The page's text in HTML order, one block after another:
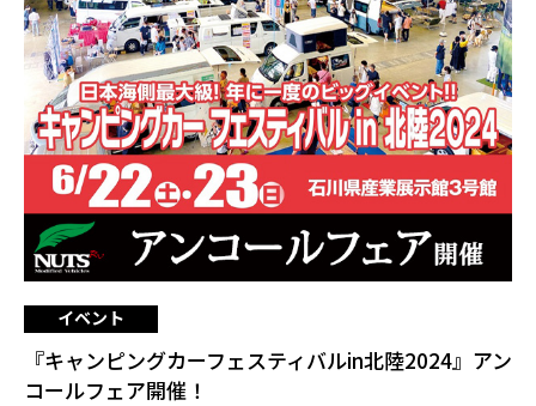
イベント
『キャンピングカーフェスティバルin北陸2024』アン
コールフェア開催！